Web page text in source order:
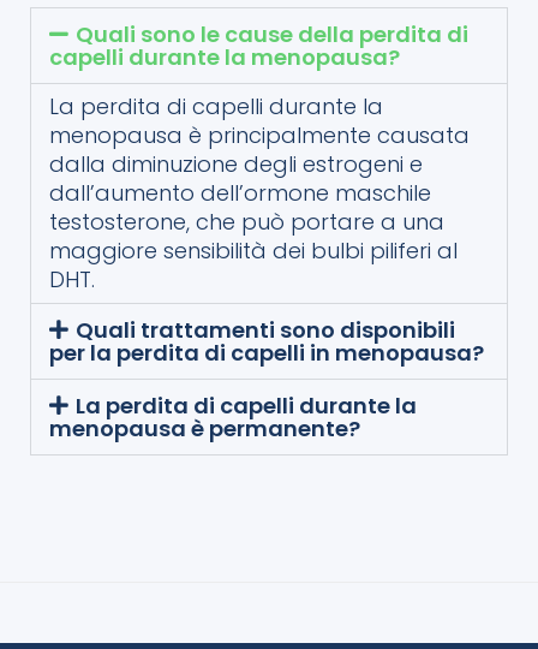
Quali sono le cause della perdita di
capelli durante la menopausa?
La perdita di capelli durante la
menopausa è principalmente causata
dalla diminuzione degli estrogeni e
dall’aumento dell’ormone maschile
testosterone, che può portare a una
maggiore sensibilità dei bulbi piliferi al
DHT.
Quali trattamenti sono disponibili
per la perdita di capelli in menopausa?
La perdita di capelli durante la
menopausa è permanente?